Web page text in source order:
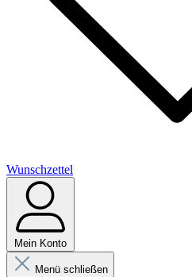
Wunschzettel
Mein Konto
Menü schließen